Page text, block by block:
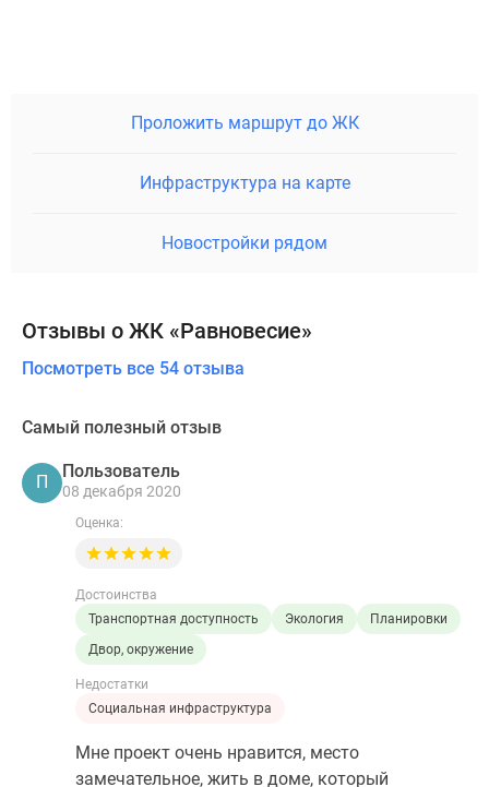
Проложить маршрут до ЖК
Инфраструктура на карте
Новостройки рядом
Отзывы о ЖК «Равновесие»
Посмотреть все 54 отзыва
Самый полезный отзыв
П
Пользователь
08 декабря 2020
Оценка:
Достоинства
Транспортная доступность
Экология
Планировки
Двор, окружение
Недостатки
Социальная инфраструктура
Мне проект очень нравится, место
замечательное, жить в доме, который